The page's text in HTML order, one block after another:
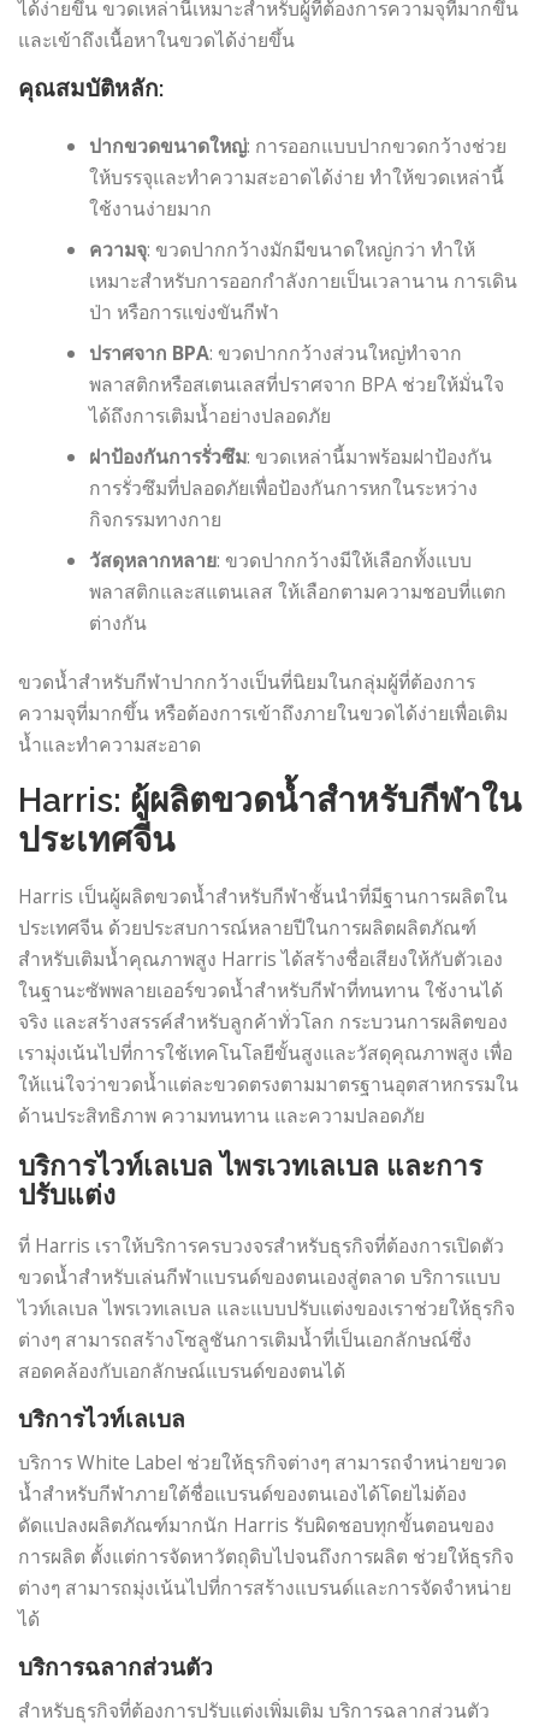
ได้ง่ายขึ้น ขวดเหล่านี้เหมาะสำหรับผู้ที่ต้องการความจุที่มากขึ้น
และเข้าถึงเนื้อหาในขวดได้ง่ายขึ้น
คุณสมบัติหลัก:
ปากขวดขนาดใหญ่: การออกแบบปากขวดกว้างช่วย
ให้บรรจุและทำความสะอาดได้ง่าย ทำให้ขวดเหล่านี้
ใช้งานง่ายมาก
ความจุ: ขวดปากกว้างมักมีขนาดใหญ่กว่า ทำให้
เหมาะสำหรับการออกกำลังกายเป็นเวลานาน การเดิน
ป่า หรือการแข่งขันกีฬา
ปราศจาก BPA: ขวดปากกว้างส่วนใหญ่ทำจาก
พลาสติกหรือสเตนเลสที่ปราศจาก BPA ช่วยให้มั่นใจ
ได้ถึงการเติมน้ำอย่างปลอดภัย
ฝาป้องกันการรั่วซึม: ขวดเหล่านี้มาพร้อมฝาป้องกัน
การรั่วซึมที่ปลอดภัยเพื่อป้องกันการหกในระหว่าง
กิจกรรมทางกาย
วัสดุหลากหลาย: ขวดปากกว้างมีให้เลือกทั้งแบบ
พลาสติกและสแตนเลส ให้เลือกตามความชอบที่แตก
ต่างกัน
ขวดน้ำสำหรับกีฬาปากกว้างเป็นที่นิยมในกลุ่มผู้ที่ต้องการ
ความจุที่มากขึ้น หรือต้องการเข้าถึงภายในขวดได้ง่ายเพื่อเติม
น้ำและทำความสะอาด
Harris: ผู้ผลิตขวดน้ำสำหรับกีฬาใน
ประเทศจีน
Harris เป็นผู้ผลิตขวดน้ำสำหรับกีฬาชั้นนำที่มีฐานการผลิตใน
ประเทศจีน ด้วยประสบการณ์หลายปีในการผลิตผลิตภัณฑ์
สำหรับเติมน้ำคุณภาพสูง Harris ได้สร้างชื่อเสียงให้กับตัวเอง
ในฐานะซัพพลายเออร์ขวดน้ำสำหรับกีฬาที่ทนทาน ใช้งานได้
จริง และสร้างสรรค์สำหรับลูกค้าทั่วโลก กระบวนการผลิตของ
เรามุ่งเน้นไปที่การใช้เทคโนโลยีขั้นสูงและวัสดุคุณภาพสูง เพื่อ
ให้แน่ใจว่าขวดน้ำแต่ละขวดตรงตามมาตรฐานอุตสาหกรรมใน
ด้านประสิทธิภาพ ความทนทาน และความปลอดภัย
บริการไวท์เลเบล ไพรเวทเลเบล และการ
ปรับแต่ง
ที่ Harris เราให้บริการครบวงจรสำหรับธุรกิจที่ต้องการเปิดตัว
ขวดน้ำสำหรับเล่นกีฬาแบรนด์ของตนเองสู่ตลาด บริการแบบ
ไวท์เลเบล ไพรเวทเลเบล และแบบปรับแต่งของเราช่วยให้ธุรกิจ
ต่างๆ สามารถสร้างโซลูชันการเติมน้ำที่เป็นเอกลักษณ์ซึ่ง
สอดคล้องกับเอกลักษณ์แบรนด์ของตนได้
บริการไวท์เลเบล
บริการ White Label ช่วยให้ธุรกิจต่างๆ สามารถจำหน่ายขวด
น้ำสำหรับกีฬาภายใต้ชื่อแบรนด์ของตนเองได้โดยไม่ต้อง
ดัดแปลงผลิตภัณฑ์มากนัก Harris รับผิดชอบทุกขั้นตอนของ
การผลิต ตั้งแต่การจัดหาวัตถุดิบไปจนถึงการผลิต ช่วยให้ธุรกิจ
ต่างๆ สามารถมุ่งเน้นไปที่การสร้างแบรนด์และการจัดจำหน่าย
ได้
บริการฉลากส่วนตัว
สำหรับธุรกิจที่ต้องการปรับแต่งเพิ่มเติม บริการฉลากส่วนตัว